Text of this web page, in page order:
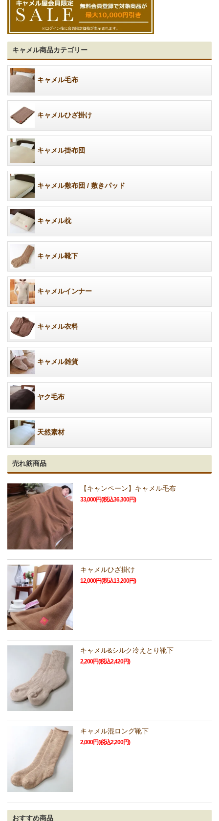
キャメル商品カテゴリー
キャメル毛布
キャメルひざ掛け
キャメル掛布団
キャメル敷布団 / 敷きパッド
キャメル枕
キャメル靴下
キャメルインナー
キャメル衣料
キャメル雑貨
ヤク毛布
天然素材
売れ筋商品
【キャンペーン】キャメル毛布
33,000円(税込36,300円)
キャメルひざ掛け
12,000円(税込13,200円)
キャメル&シルク冷えとり靴下
2,200円(税込2,420円)
キャメル混ロング靴下
2,000円(税込2,200円)
おすすめ商品